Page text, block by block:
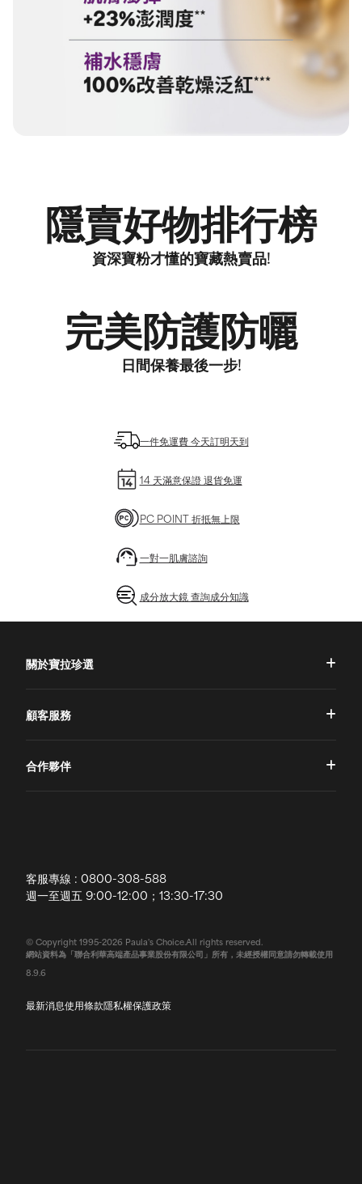
隱賣好物排行榜
資深寶粉才懂的寶藏熱賣品!
完美防護防曬
日間保養最後一步!
一件免運費 今天訂明天到
14 天滿意保證 退貨免運
PC POINT 折抵無上限
一對一肌膚諮詢
成分放大鏡 查詢成分知識
關於寶拉珍選
專業國際團隊
顧客服務
退換貨政策
聯絡我們
合作夥伴
客服專線 : 0800-308-588
週一至週五 9:00-12:00；13:30-17:30
© Copyright 1995-2026 Paula's Choice.All rights reserved.
網站資料為「聯合利華高端產品事業股份有限公司」所有，未經授權同意請勿轉載使用
8.9.6
最新消息使用條款隱私權保護政策